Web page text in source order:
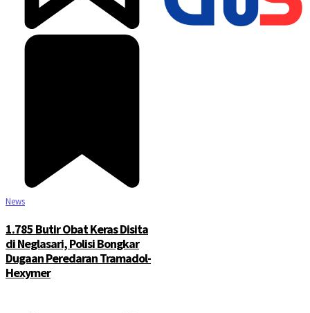
News
1.785 Butir Obat Keras Disita
di Neglasari, Polisi Bongkar
Dugaan Peredaran Tramadol-
Hexymer